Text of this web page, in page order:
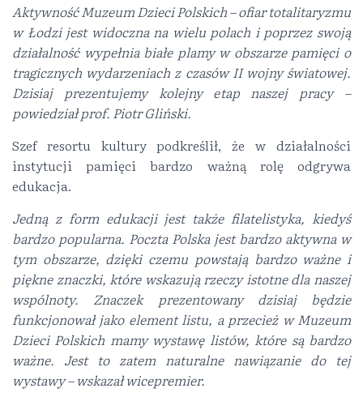
Aktywność Muzeum Dzieci Polskich – ofiar totalitaryzmu
w Łodzi jest widoczna na wielu polach i poprzez swoją
działalność wypełnia białe plamy w obszarze pamięci o
tragicznych wydarzeniach z czasów II wojny światowej.
Dzisiaj prezentujemy kolejny etap naszej pracy –
powiedział prof. Piotr Gliński.
Szef resortu kultury podkreślił, że w działalności
instytucji pamięci bardzo ważną rolę odgrywa
edukacja.
Jedną z form edukacji jest także filatelistyka, kiedyś
bardzo popularna. Poczta Polska jest bardzo aktywna w
tym obszarze, dzięki czemu powstają bardzo ważne i
piękne znaczki, które wskazują rzeczy istotne dla naszej
wspólnoty. Znaczek prezentowany dzisiaj będzie
funkcjonował jako element listu, a przecież w Muzeum
Dzieci Polskich mamy wystawę listów, które są bardzo
ważne. Jest to zatem naturalne nawiązanie do tej
wystawy – wskazał wicepremier.